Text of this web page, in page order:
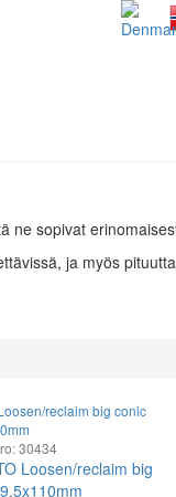
ne sopivat
ja myös
reclaim big conic
30434